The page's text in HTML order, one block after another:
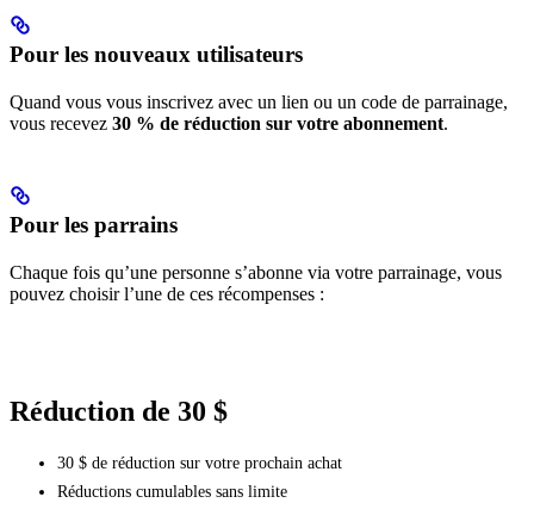
Pour les nouveaux utilisateurs
Quand vous vous inscrivez avec un lien ou un code de parrainage,
vous recevez 30 % de réduction sur votre abonnement.
Pour les parrains
Chaque fois qu’une personne s’abonne via votre parrainage, vous
pouvez choisir l’une de ces récompenses :
Réduction de 30 $
30 $ de réduction sur votre prochain achat
Réductions cumulables sans limite